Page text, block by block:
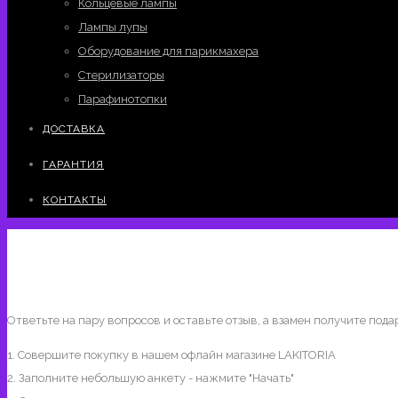
Кольцевые лампы
Лампы лупы
Оборудование для парикмахера
Стерилизаторы
Парафинотопки
ДОСТАВКА
ГАРАНТИЯ
КОНТАКТЫ
Ответьте на пару вопросов и оставьте отзыв, а взамен получите
1. Совершите покупку в нашем офлайн магазине LAKITORIA
2. Заполните небольшую анкету - нажмите "Начать"